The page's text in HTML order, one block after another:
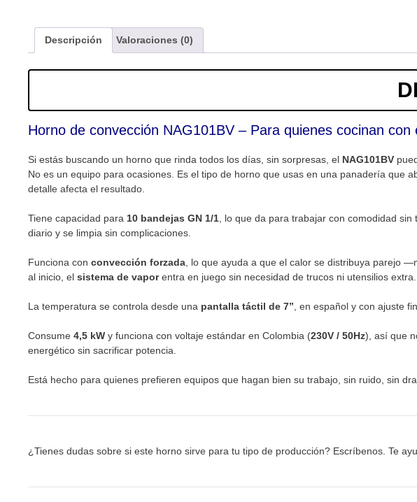
Descripción Valoraciones (0)
Horno de convección NAG101BV – Para quienes cocinan con
Si estás buscando un horno que rinda todos los días, sin sorpresas, el NAG101BV
No es un equipo para ocasiones. Es el tipo de horno que usas en una panadería que
detalle afecta el resultado.
Tiene capacidad para 10 bandejas GN 1/1 , lo que da para trabajar con comodidad
diario y se limpia sin complicaciones.
Funciona con convección forzada , lo que ayuda a que el calor se distribuya parejo
al inicio, el sistema de vaporentra en juego sin necesidad de trucos ni utensilios extra.
La temperatura se controla desde una pantalla táctil de 7” , en español y con ajuste
Consume 4,5 kW y funciona con voltaje estándar en Colombia (230V / 50Hz), así que
energético sin sacrificar potencia.
Está hecho para quienes prefieren equipos que hagan bien su trabajo, sin ruido, sin
¿Tienes dudas sobre si este horno sirve para tu tipo de producción? Escríbenos. Te